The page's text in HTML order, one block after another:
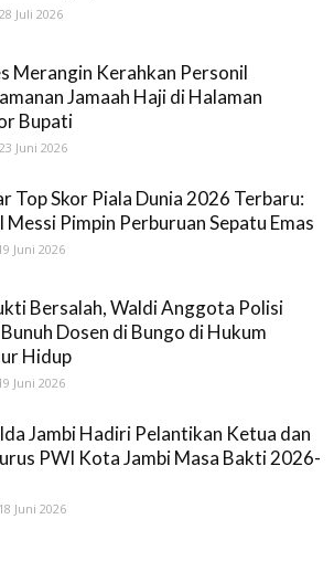
Juli 2026
Merangin Kerahkan Personil
Jamaah Haji di Halaman
Bupati
Juni 2026
Top Skor Piala Dunia 2026 Terbaru:
Messi Pimpin Perburuan Sepatu Emas
Juni 2026
Bersalah, Waldi Anggota Polisi
Dosen di Bungo di Hukum
Hidup
Juni 2026
Jambi Hadiri Pelantikan Ketua dan
PWI Kota Jambi Masa Bakti 2026-
Juni 2026